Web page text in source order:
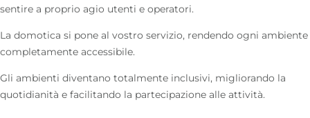
sentire a proprio agio utenti e operatori.
La domotica si pone al vostro servizio, rendendo ogni ambiente
completamente accessibile.
Gli ambienti diventano totalmente inclusivi, migliorando la
quotidianità e facilitando la partecipazione alle attività.